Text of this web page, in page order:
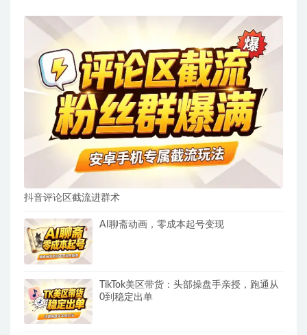
抖音评论区截流进群术
AI聊斋动画，零成本起号变现
TikTok美区带货：头部操盘手亲授，跑通从
0到稳定出单